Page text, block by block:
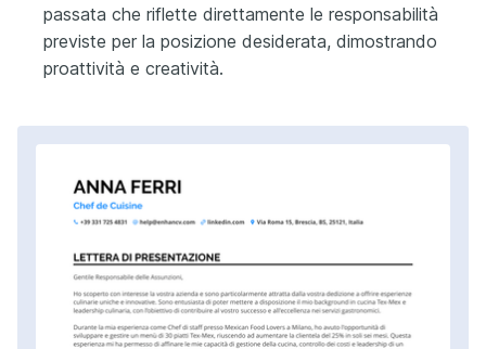
passata che riflette direttamente le responsabilità
previste per la posizione desiderata, dimostrando
proattività e creatività.